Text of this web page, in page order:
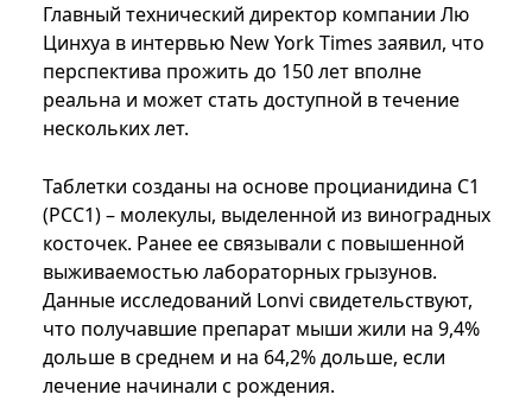
Главный технический директор компании Лю
Цинхуа в интервью New York Times заявил, что
перспектива прожить до 150 лет вполне
реальна и может стать доступной в течение
нескольких лет.
Таблетки созданы на основе процианидина С1
(PCC1) – молекулы, выделенной из виноградных
косточек. Ранее ее связывали с повышенной
выживаемостью лабораторных грызунов.
Данные исследований Lonvi свидетельствуют,
что получавшие препарат мыши жили на 9,4%
дольше в среднем и на 64,2% дольше, если
лечение начинали с рождения.